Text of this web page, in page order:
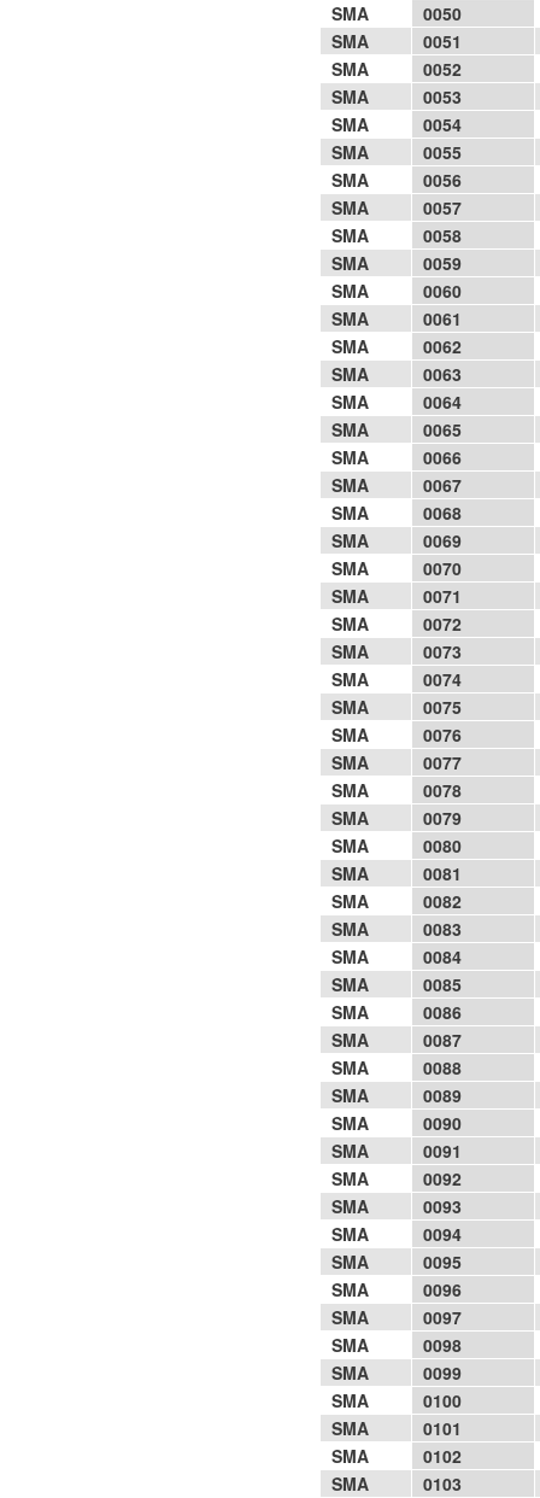
SMA
0050
SMA
0051
SMA
0052
SMA
0053
SMA
0054
SMA
0055
SMA
0056
SMA
0057
SMA
0058
SMA
0059
SMA
0060
SMA
0061
SMA
0062
SMA
0063
SMA
0064
SMA
0065
SMA
0066
SMA
0067
SMA
0068
SMA
0069
SMA
0070
SMA
0071
SMA
0072
SMA
0073
SMA
0074
SMA
0075
SMA
0076
SMA
0077
SMA
0078
SMA
0079
SMA
0080
SMA
0081
SMA
0082
SMA
0083
SMA
0084
SMA
0085
SMA
0086
SMA
0087
SMA
0088
SMA
0089
SMA
0090
SMA
0091
SMA
0092
SMA
0093
SMA
0094
SMA
0095
SMA
0096
SMA
0097
SMA
0098
SMA
0099
SMA
0100
SMA
0101
SMA
0102
SMA
0103